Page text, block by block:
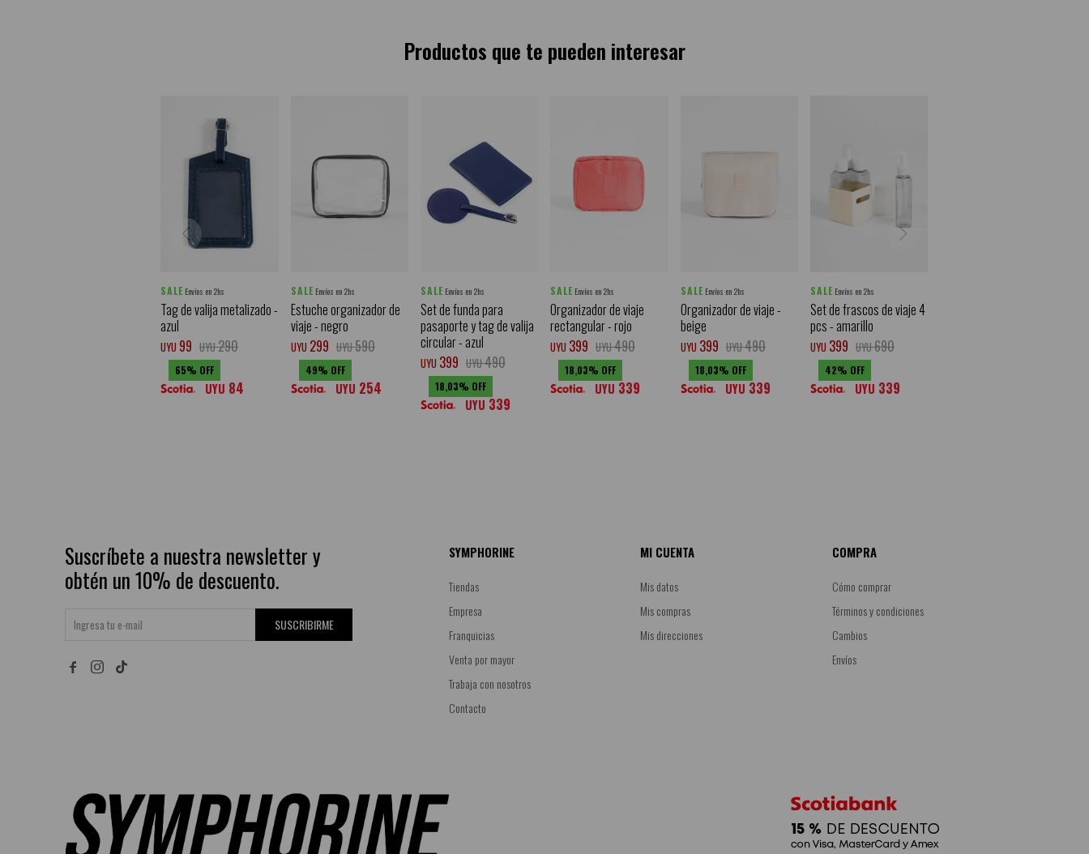
Productos que te pueden interesar
SALE Envíos en 2hs
Tag de valija metalizado -
azul
UYU 99 UYU290
65
UYU 84
SALE Envíos en 2hs
Estuche organizador de
viaje - negro
UYU 299 UYU590
49
UYU 254
SALE Envíos en 2hs
Set de funda para
pasaporte y tag de valija
circular - azul
UYU 399 UYU490
18,03
UYU 339
SALE Envíos en 2hs
Organizador de viaje
rectangular - rojo
UYU 399 UYU490
18,03
UYU 339
SALE Envíos en 2hs
Organizador de viaje -
beige
UYU 399 UYU490
18,03
UYU 339
SALE Envíos en 2hs
Set de frascos de viaje 4
pcs - amarillo
UYU 399 UYU690
42
UYU 339
Suscríbete a nuestra newsletter y
obtén un 10% de descuento.
SUSCRIBIRME
 
SYMPHORINE
Tiendas
Empresa
Franquicias
Venta por mayor
Trabaja con nosotros
Contacto
MI CUENTA
Mis datos
Mis compras
Mis direcciones
COMPRA
Cómo comprar
Términos y condiciones
Cambios
Envíos